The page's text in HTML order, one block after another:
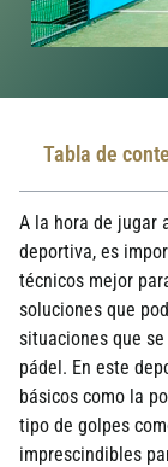
Tabla de
A la hora de jugar
deportiva, es
técnicos mejor
soluciones que
situaciones que
pádel. En este
básicos como la
tipo de golpes
imprescindibles